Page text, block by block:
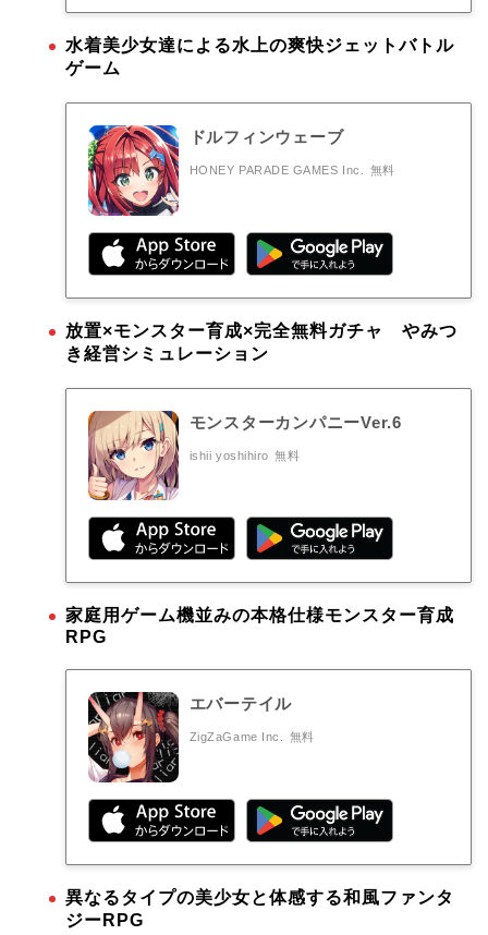
水着美少女達による水上の爽快ジェットバトル
ゲーム
ドルフィンウェーブ
HONEY PARADE GAMES Inc. 無料
放置×モンスター育成×完全無料ガチャ やみつ
き経営シミュレーション
モンスターカンパニーVer.6
ishii yoshihiro 無料
家庭用ゲーム機並みの本格仕様モンスター育成
RPG
エバーテイル
ZigZaGame Inc. 無料
異なるタイプの美少女と体感する和風ファンタ
ジーRPG